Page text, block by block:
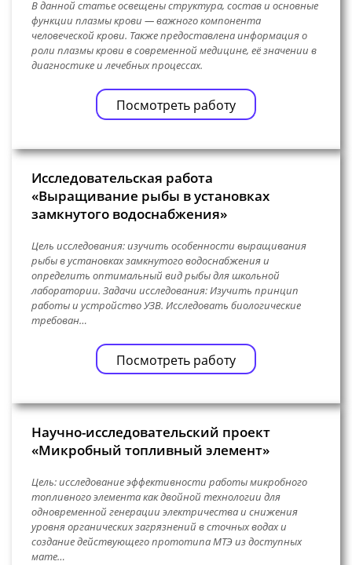
В данной статье освещены структура, состав и основные
функции плазмы крови — важного компонента
человеческой крови. Также предоставлена информация о
роли плазмы крови в современной медицине, её значении в
диагностике и лечебных процессах.
Посмотреть работу
Исследовательская работа
«Выращивание рыбы в установках
замкнутого водоснабжения»
Цель исследования: изучить особенности выращивания
рыбы в установках замкнутого водоснабжения и
определить оптимальный вид рыбы для школьной
лаборатории. Задачи исследования: Изучить принцип
работы и устройство УЗВ. Исследовать биологические
требован…
Посмотреть работу
Научно-исследовательский проект
«Микробный топливный элемент»
Цель: исследование эффективности работы микробного
топливного элемента как двойной технологии для
одновременной генерации электричества и снижения
уровня органических загрязнений в сточных водах и
создание действующего прототипа МТЭ из доступных
мате…